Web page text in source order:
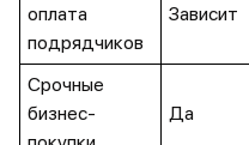
оплата
подрядчиков
Зависит
Срочные
бизнес-
Да